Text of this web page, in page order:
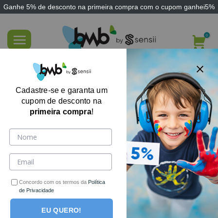
Ganhe 5% de desconto na primeira compra com o cupom ganhei5%
content
FILTRE AQUI
Cadastre-se e garanta um
cupom de desconto na
primeira compra!
Concordo com os termos da Política
de Privacidade
EU QUERO!